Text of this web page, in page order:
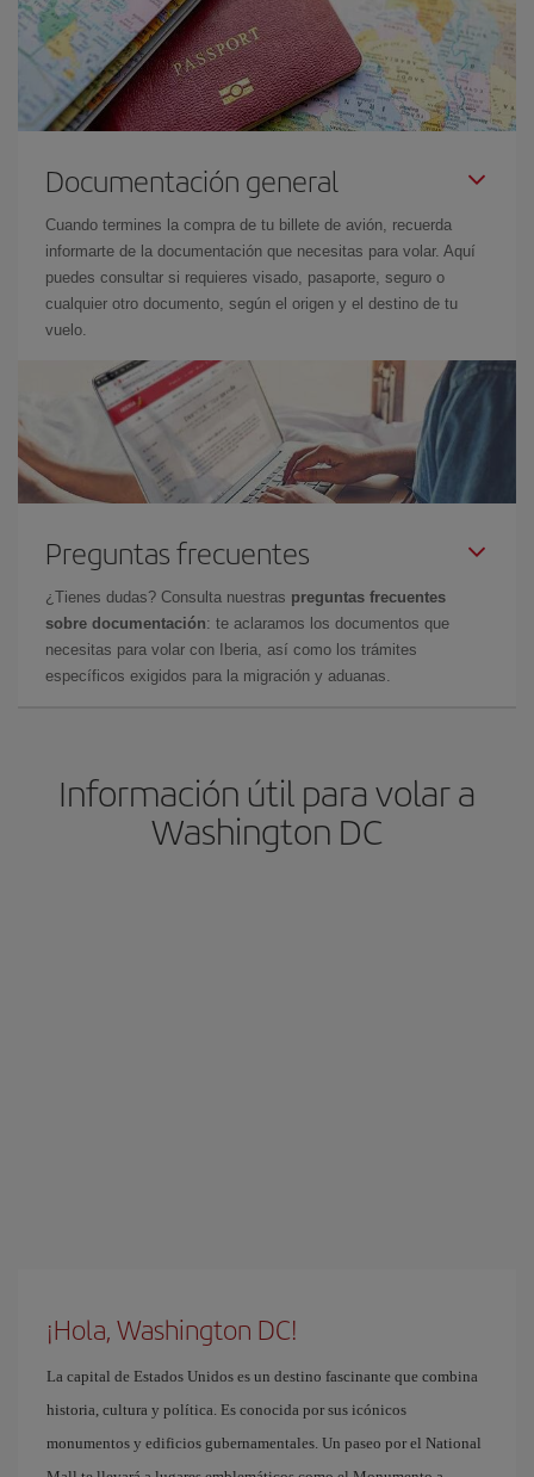
Documentación general
Cuando termines la compra de tu billete de avión, recuerda
informarte de la documentación que necesitas para volar. Aquí
puedes consultar si requieres visado, pasaporte, seguro o
cualquier otro documento, según el origen y el destino de tu
vuelo.
Preguntas frecuentes
¿Tienes dudas? Consulta nuestras preguntas frecuentes
sobre documentación: te aclaramos los documentos que
necesitas para volar con Iberia, así como los trámites
específicos exigidos para la migración y aduanas.
Información útil para volar a
Washington DC
¡Hola, Washington DC!
La capital de Estados Unidos es un destino fascinante que combina
historia, cultura y política. Es conocida por sus icónicos
monumentos y edificios gubernamentales. Un paseo por el National